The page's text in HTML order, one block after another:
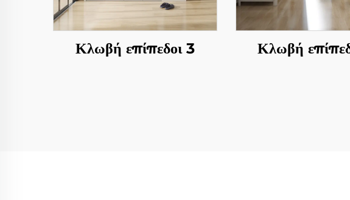
Κλωβή επίπεδοι 3 Κλωβή